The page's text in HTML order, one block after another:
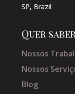
SP, Brazil
Quer
Nossos
Nossos
Blog